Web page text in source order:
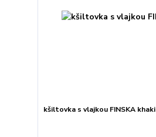
kšiltovka s vlajkou FINSKA khaki